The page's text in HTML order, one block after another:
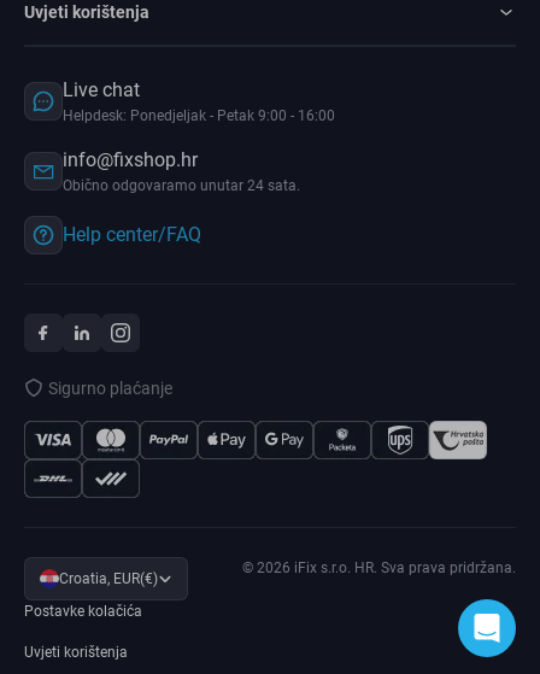
Uvjeti korištenja
Live chat
Helpdesk: Ponedjeljak - Petak 9:00 - 16:00
info@fixshop.hr
Obično odgovaramo unutar 24 sata.
Help center/FAQ
Sigurno plaćanje
Croatia, EUR(€)
Postavke kolačića
Uvjeti korištenja
© 2026 iFix s.r.o. HR. Sva prava pridržana.